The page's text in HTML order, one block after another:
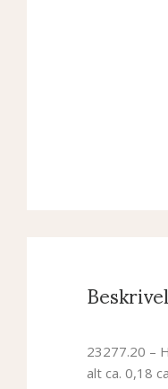
23277.20 –
alt ca. 0,18